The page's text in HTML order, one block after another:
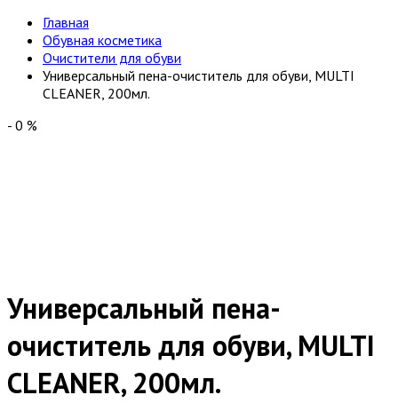
Главная
Обувная косметика
Очистители для обуви
Универсальный пена-очиститель для обуви, MULTI
CLEANER, 200мл.
- 0 %
Универсальный пена-
очиститель для обуви, MULTI
CLEANER, 200мл.